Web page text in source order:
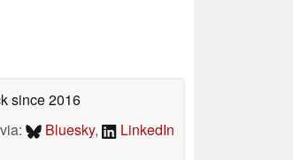
since 2016
Bluesky, LinkedIn